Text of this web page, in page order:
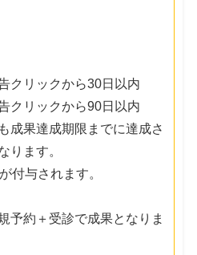
リックから30日以内
クリックから90日以内
成果達成期限までに達成さ
ります。
付与されます。
予約＋受診で成果となりま